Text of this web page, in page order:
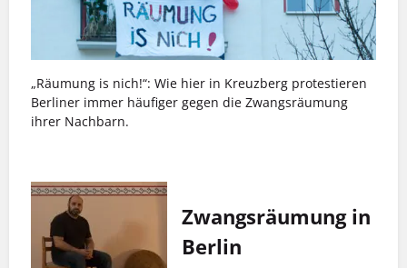
„Räumung is nich!“: Wie hier in Kreuzberg protestieren
Berliner immer häufiger gegen die Zwangsräumung
ihrer Nachbarn.
Zwangsräumung in
Berlin